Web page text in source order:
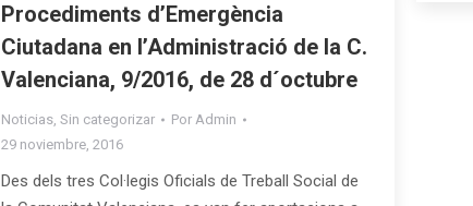
Procediments d’Emergència
Ciutadana en l’Administració de la C.
Valenciana, 9/2016, de 28 d´octubre
Noticias, Sin categorizar Por Admin
29 noviembre, 2016
Des dels tres Col·legis Oficials de Treball Social de